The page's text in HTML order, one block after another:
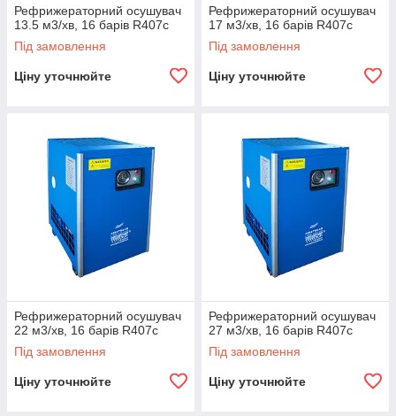
Рефрижераторний осушувач
13.5 м3/хв, 16 барів R407c
Під замовлення
Ціну уточнюйте
Рефрижераторний осушувач
17 м3/хв, 16 барів R407c
Під замовлення
Ціну уточнюйте
Рефрижераторний осушувач
22 м3/хв, 16 барів R407c
Під замовлення
Ціну уточнюйте
Рефрижераторний осушувач
27 м3/хв, 16 барів R407c
Під замовлення
Ціну уточнюйте